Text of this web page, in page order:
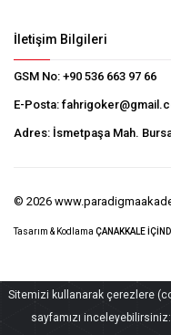
İletişim Bilgileri
GSM No: +90 536 663 97 66
E-Posta:
Adres: İsmetpaşa Mah.
© 2026
Tasarım & Kodlama ÇANAKKALE
Sitemizi kullanarak çerezlere
sayfamızı inceleyebilirsiniz: